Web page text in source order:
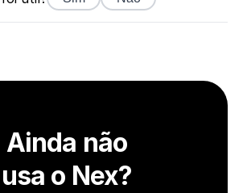
Ainda não
usa o Nex?